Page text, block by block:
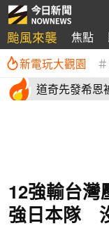
颱風來襲 焦點
新電玩大觀園
道奇先發希恩
12強輸台灣
強日本隊